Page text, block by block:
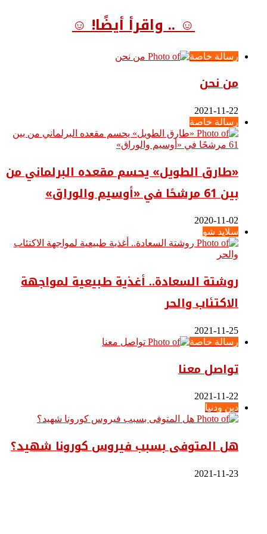
☺ .. واقرأ أيضًا! ☺
رسالة خاصة
من نحن
2021-11-22
رسالة خاصة
«طارق الطويل» يحسم مقعده البرلماني من
بين 61 مرشحًا في «أوسيم والوراق»
2020-11-02
سلايد شو
روشتة السعادة.. أغذية طبيعية لمواجهة
الاكتئاب والحر
2021-11-25
رسالة خاصة
تواصل معنا
2021-11-22
دين ودنيا
هل المتوفى بسبب فيروس كورونا شهيد؟
2021-11-23